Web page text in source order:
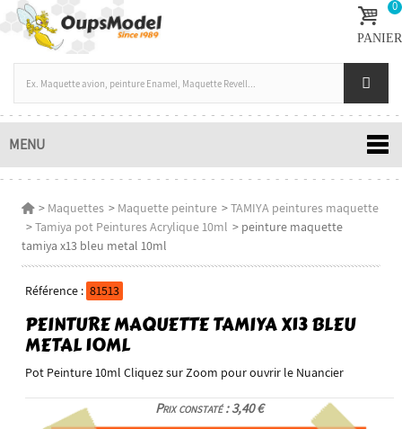
0
PANIER
MENU
> Maquettes > Maquette peinture >TAMIYA peintures maquette
>Tamiya pot Peintures Acrylique 10ml > peinture maquette
tamiya x13 bleu metal 10ml
Référence : 81513
PEINTURE MAQUETTE TAMIYA X13 BLEU
METAL 10ML
Pot Peinture 10ml Cliquez sur Zoom pour ouvrir le Nuancier
Prix constaté : 3,40 €